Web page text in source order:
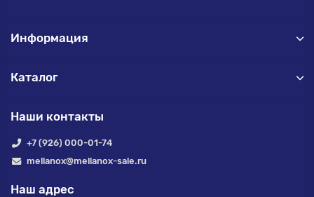
Информация
Каталог
Наши контакты
+7 (926) 000-01-74
mellanox@mellanox-sale.ru
Наш адрес